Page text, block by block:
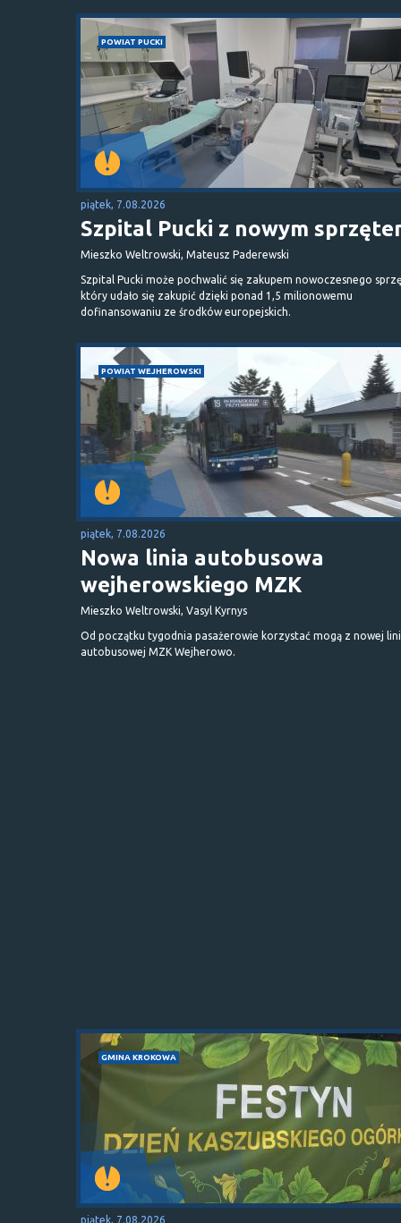
POWIAT PUCKI
piątek, 7.08.2026
Szpital Pucki z nowym
Mieszko Weltrowski, Mateusz Paderewski
Szpital Pucki może pochwalić się zakupem nowoczesnego
który udało się zakupić dzięki ponad 1,5 milionowemu
dofinansowaniu ze środków europejskich.
POWIAT WEJHEROWSKI
piątek, 7.08.2026
Nowa linia autobusowa
wejherowskiego MZK
Mieszko Weltrowski, Vasyl Kyrnys
Od początku tygodnia pasażerowie korzystać mogą z nowej
autobusowej MZK Wejherowo.
GMINA KROKOWA
piątek, 7.08.2026